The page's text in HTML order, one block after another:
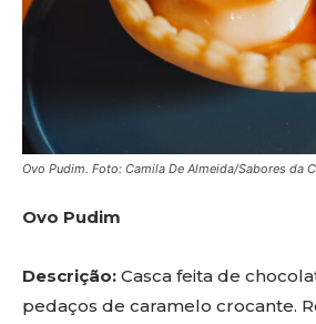
Ovo Pudim. Foto: Camila De Almeida/Sabores da
Ovo Pudim
Descrição: Casca feita de
pedaços de caramelo crocante.